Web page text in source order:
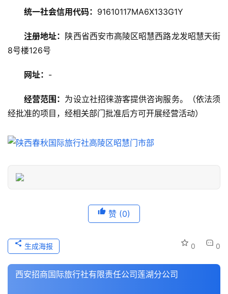
美
热
景
旅
游
历
史
文
化
注册
统一社会信用代码： 91610117MA6X133G1Y
注册地址： 陕西省西安市高陵区昭慧西路龙发昭慧天街
8号楼126号
网址： -
经营范围： 为设立社招徕游客提供咨询服务。（依法须
经批准的项目，经相关部门批准后方可开展经营活动）
赞 (0)
0 0
生成海报
西安招商国际旅行社有限责任公司莲湖分公司